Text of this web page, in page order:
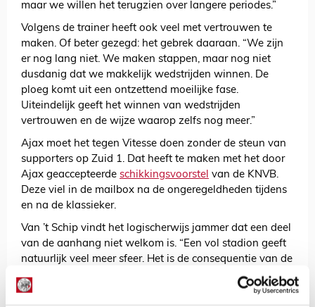
maar we willen het terugzien over langere periodes.”
Volgens de trainer heeft ook veel met vertrouwen te
maken. Of beter gezegd: het gebrek daaraan. “We zijn
er nog lang niet. We maken stappen, maar nog niet
dusdanig dat we makkelijk wedstrijden winnen. De
ploeg komt uit een ontzettend moeilijke fase.
Uiteindelijk geeft het winnen van wedstrijden
vertrouwen en de wijze waarop zelfs nog meer.”
Ajax moet het tegen Vitesse doen zonder de steun van
supporters op Zuid 1. Dat heeft te maken met het door
Ajax geaccepteerde schikkingsvoorstel van de KNVB.
Deze viel in de mailbox na de ongeregeldheden tijdens
en na de klassieker.
Van ’t Schip vindt het logischerwijs jammer dat een deel
van de aanhang niet welkom is. “Een vol stadion geeft
natuurlijk veel meer sfeer. Het is de consequentie van de
straf die is gegeven. We moeten er zaterdag mee
dealen. Ik hoop dat het in de toekomst niet meer hoeft